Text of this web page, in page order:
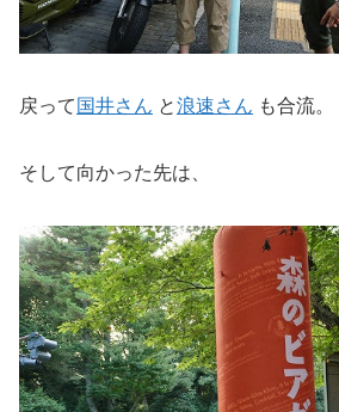
戻って 国井さん と浪速さん も合流。
そして向かった先は、